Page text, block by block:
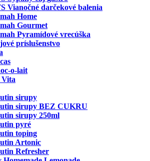
Vianočné darčekové balenia
Home
Gourmet
Pyramídové vrecúška
príslušenstvo
o-lait
sirupy
sirupy BEZ CUKRU
sirupy 250ml
pyré
toping
Artonic
Refresher